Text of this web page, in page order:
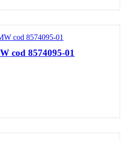
cod 8574095-01